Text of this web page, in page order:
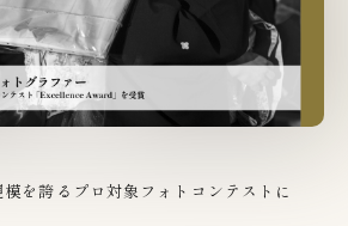
を誇るプロ対象フォトコンテストに